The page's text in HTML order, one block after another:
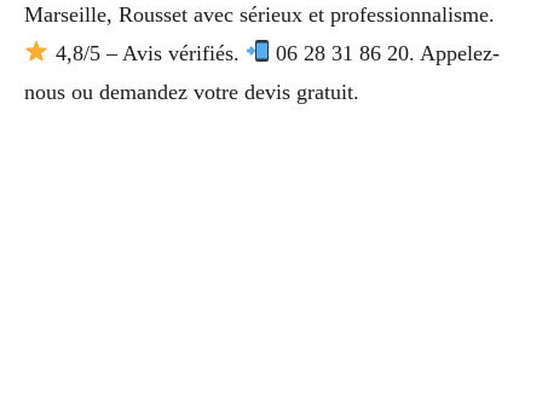
Marseille, Rousset avec sérieux et professionnalisme.
4,8/5 – Avis vérifiés.
06 28 31 86 20. Appelez-
nous ou demandez votre devis gratuit.